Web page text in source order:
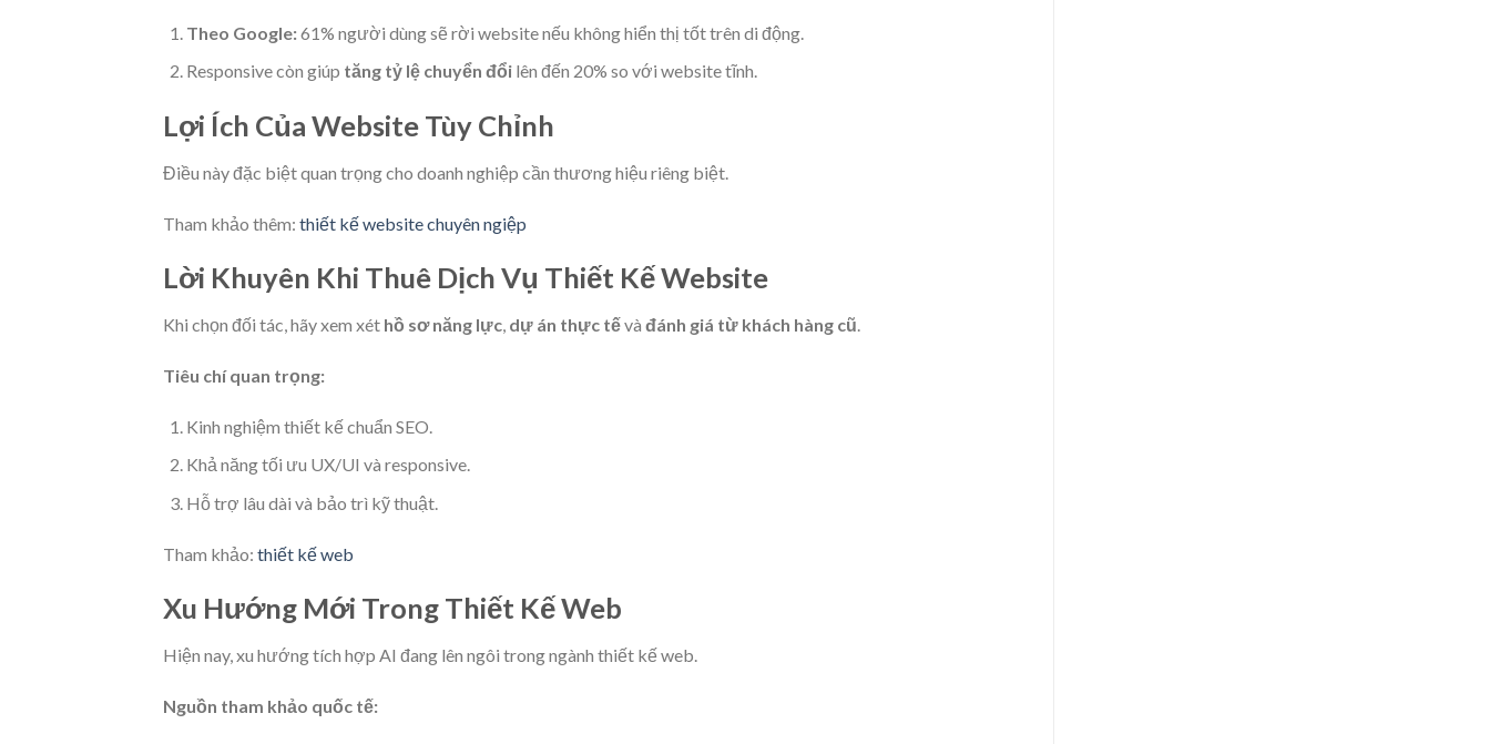
Theo Google:61% người dùng sẽ rời website nếu không hiển thị tốt trên di động.
Responsive còn giúp tăng tỷ lệ chuyển đổilên đến 20% so với website tĩnh.
Lợi Ích Của Website Tùy Chỉnh
Điều này đặc biệt quan trọng cho doanh nghiệp cần thương hiệu riêng biệt.
Tham khảo thêm: thiết kế website chuyên ngiệp
Lời Khuyên Khi Thuê Dịch Vụ Thiết Kế Website
Khi chọn đối tác, hãy xem xét hồ sơ năng lực, dự án thực tếvà đánh giá từ khách hàng cũ.
Tiêu chí quan trọng:
Kinh nghiệm thiết kế chuẩn SEO.
Khả năng tối ưu UX/UI và responsive.
Hỗ trợ lâu dài và bảo trì kỹ thuật.
Tham khảo: thiết kế web
Xu Hướng Mới Trong Thiết Kế Web
Hiện nay, xu hướng tích hợp AI đang lên ngôi trong ngành thiết kế web.
Nguồn tham khảo quốc tế: